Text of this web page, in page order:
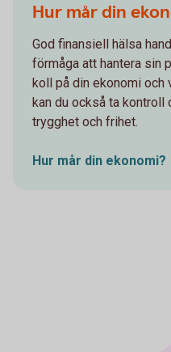
Hur mår din
God finansiell hälsa
förmåga att hantera sin
koll på din ekonomi och
kan du också ta kontroll
trygghet och frihet.
Hur mår din ekonomi?